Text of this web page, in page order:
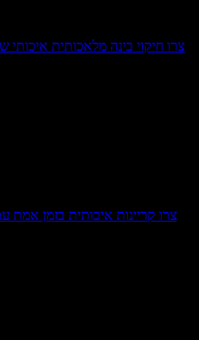
צרו חיקוי בינה מלאכותית איכותי
צרו קריינות איכותית בזמן